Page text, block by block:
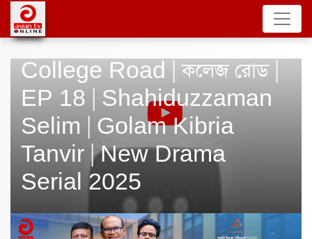
College Road | কলেজ রোড |
EP 18 | Shahiduzzaman
Selim | Golam Kibria
Tanvir | New Drama
Serial 2025